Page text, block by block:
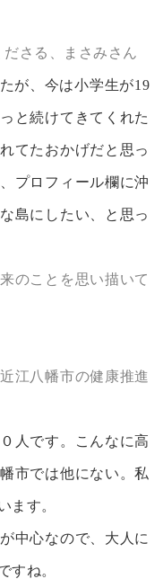
さる、まさみさん
が、今は小学生が19
と続けてきてくれた
てたおかげだと思っ
プロフィール欄に沖
島にしたい、と思っ
のことを思い描いて
江八幡市の健康推進
人です。こんなに高
市では他にない。私
ます。
中心なので、大人に
すね。